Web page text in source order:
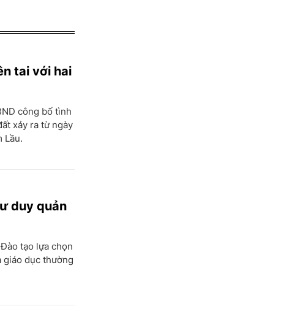
tai với hai
công bố tình
xảy ra từ ngày
Lầu.
duy quản
tạo lựa chọn
giáo dục thường